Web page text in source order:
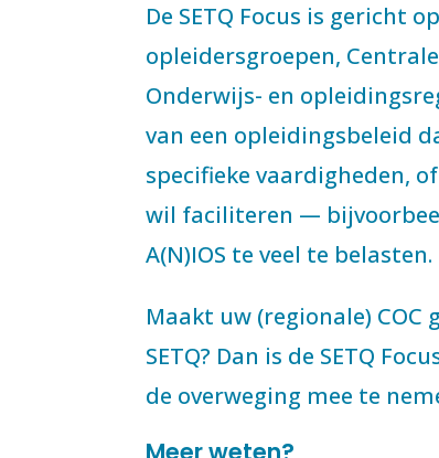
De SETQ Focus is gericht
opleidersgroepen,
Onderwijs- en
van een opleidingsbeleid
specifieke vaardigheden,
wil faciliteren —
A(N)IOS te veel te belasten.
Maakt uw (regionale)
SETQ? Dan is de SETQ
de overweging mee te